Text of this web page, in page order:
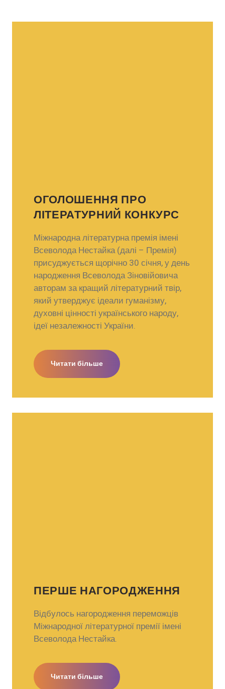
ОГОЛОШЕННЯ ПРО
ЛІТЕРАТУРНИЙ КОНКУРС
Міжнародна літературна премія імені
Всеволода Нестайка (далі – Премія)
присуджується щорічно 30 січня, у день
народження Всеволода Зіновійовича
авторам за кращий літературний твір,
який утверджує ідеали гуманізму,
духовні цінності українського народу,
ідеї незалежності України.
Читати більше
ПЕРШЕ НАГОРОДЖЕННЯ
Відбулось нагородження переможців
Міжнародної літературної премії імені
Всеволода Нестайка.
Читати більше